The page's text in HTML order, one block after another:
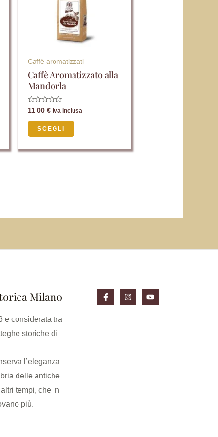
Caffè aromatizzati
Caffè Aromatizzato alla
Mandorla
Valutato
su
11,00 € Iva inclusa
SCEGLI
Le
opzioni
possono
essere
scelte
del
Milano
e considerata tra
storiche di
l’eleganza
delle antiche
tempi, che in
più.